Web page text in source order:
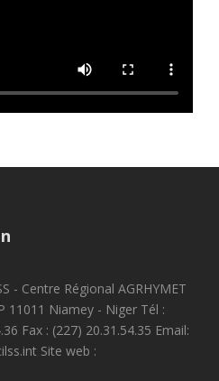
- Centre Régional AGRHYMET
11011 Niamey - Niger Tél :
Fax : (227) 20.31.54.35 Email:
Site web :